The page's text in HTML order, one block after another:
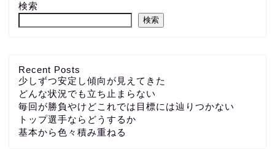
検索
検索
Recent Posts
少しずつ安定し傾向が見えてきた
どんな状況でも立ち止まらない
毎回が勝負やけどこれでは目標には辿りつかない
トップ選手ならどうするか
基本から色々積み重ねる